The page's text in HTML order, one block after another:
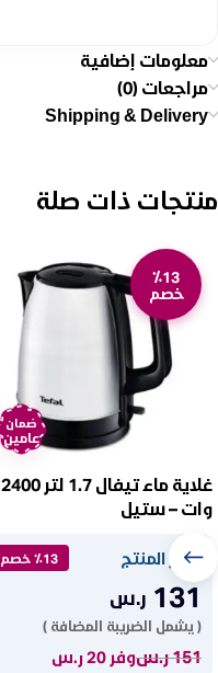
معلومات إضافية
مراجعات (0)
Shipping & Delivery
منتجات ذات صلة
٪13
خصم
ضمان
عامين
غلاية ماء تيفال 1.7 لتر 2400
وات – ستيل
سعر المنتج ٪13 خصم
131 ر.س
( يشمل الضريبة المضافة )
151ر.سوفر 20 ر.س